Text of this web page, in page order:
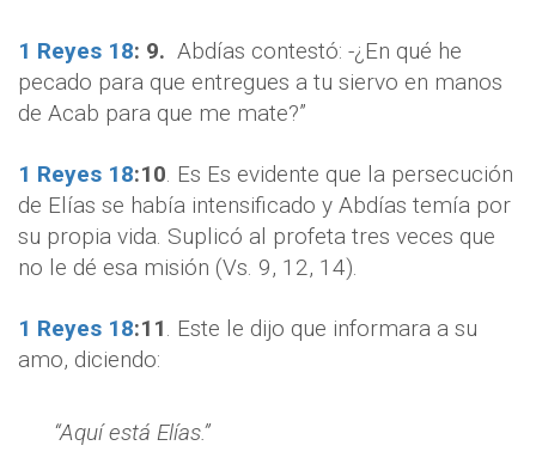
1 Reyes 18: 9. Abdías contestó: -¿En qué he
pecado para que entregues a tu siervo en manos
de Acab para que me mate?”
1 Reyes 18:10. Es Es evidente que la persecución
de Elías se había intensificado y Abdías temía por
su propia vida. Suplicó al profeta tres veces que
no le dé esa misión (Vs. 9, 12, 14).
1 Reyes 18:11. Este le dijo que informara a su
amo, diciendo:
“Aquí está Elías.”